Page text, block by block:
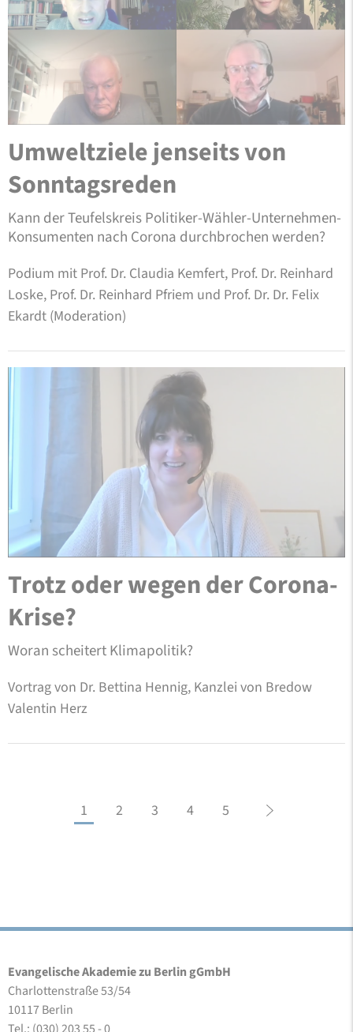
Umweltziele jenseits von
Sonntagsreden
Kann der Teufelskreis Politiker-Wähler-Unternehmen-
Konsumenten nach Corona durchbrochen werden?
Podium mit Prof. Dr. Claudia Kemfert, Prof. Dr. Reinhard
Loske, Prof. Dr. Reinhard Pfriem und Prof. Dr. Dr. Felix
Ekardt (Moderation)
Trotz oder wegen der Corona-
Krise?
Woran scheitert Klimapolitik?
Vortrag von Dr. Bettina Hennig, Kanzlei von Bredow
Valentin Herz
1 2 3 4 5
Evangelische Akademie zu Berlin gGmbH
Charlottenstraße 53/54
10117 Berlin